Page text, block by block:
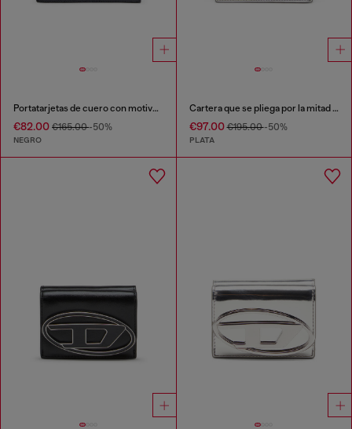
Portatarjetas de cuero con motivo de cadena en relieve
€82.00 €165.00-50%
NEGRO
Cartera que se pliega por la mitad de cuero espejado
€97.00€195.00-50%
PLATA